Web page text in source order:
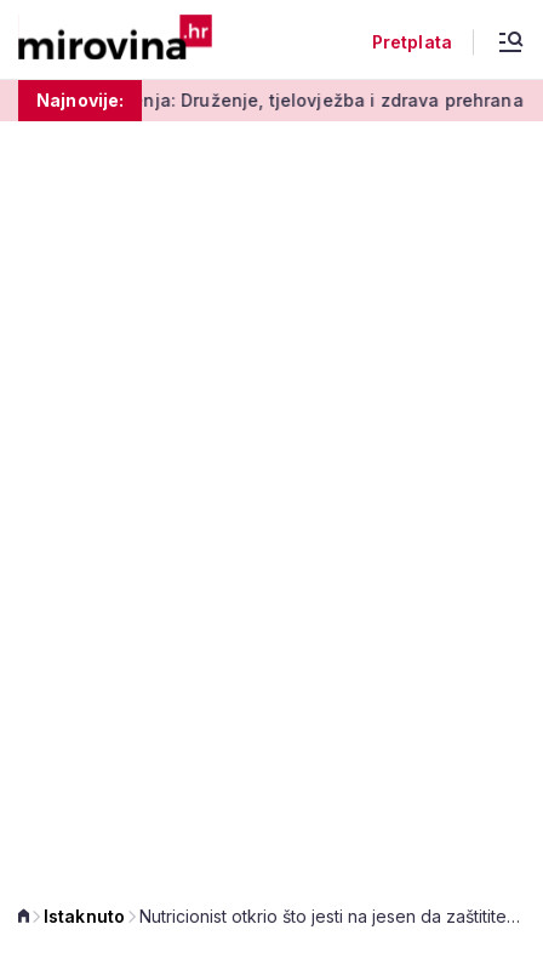
Pretplata
Najnovije:
Druženje, tjelovježba i zdrava prehrana za umirovljenike
Istaknuto Nutricionist otkrio što jesti na jesen da zaštitite imunitet: 'Najbolje smjernice za očuvanje zdravlja daje nam priroda'